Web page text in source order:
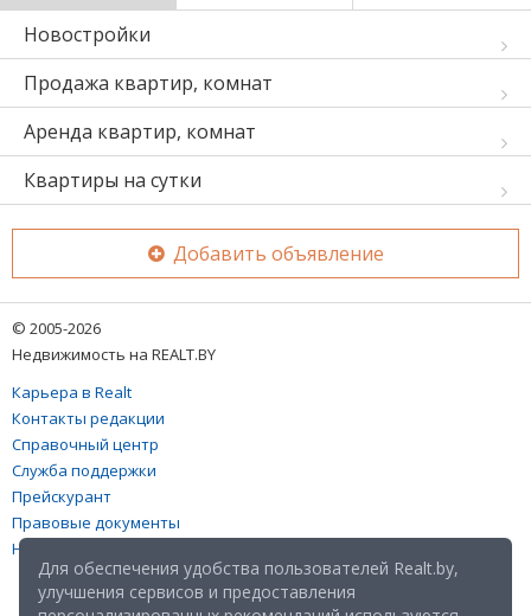
Новостройки
Продажа квартир, комнат
Аренда квартир, комнат
Квартиры на сутки
Добавить объявление
© 2005-2026
Недвижимость на REALT.BY
Карьера в Realt
Контакты редакции
Справочный центр
Служба поддержки
Прейскурант
Правовые документы
Настройка файлов cookies
Для обеспечения удобства пользователей Realt.by,
улучшения сервисов и предоставления